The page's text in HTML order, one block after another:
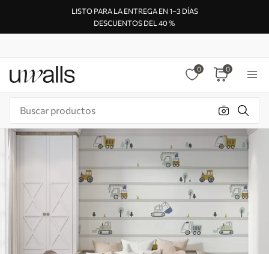
LISTO PARA LA ENTREGA EN 1–3 DÍAS
DESCUENTOS DEL 40 %
0 0